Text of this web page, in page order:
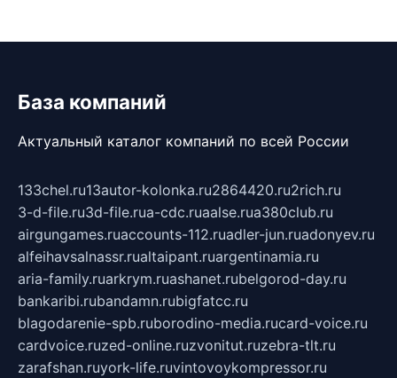
База компаний
Актуальный каталог компаний по всей России
133chel.ru13autor-kolonka.ru2864420.ru2rich.ru
3-d-file.ru3d-file.rua-cdc.ruaalse.rua380club.ru
airgungames.ruaccounts-112.ruadler-jun.ruadonyev.ru
alfeihavsalnassr.rualtaipant.ruargentinamia.ru
aria-family.ruarkrym.ruashanet.rubelgorod-day.ru
bankaribi.rubandamn.rubigfatcc.ru
blagodarenie-spb.ruborodino-media.rucard-voice.ru
cardvoice.ruzed-online.ruzvonitut.ruzebra-tlt.ru
zarafshan.ruyork-life.ruvintovoykompressor.ru